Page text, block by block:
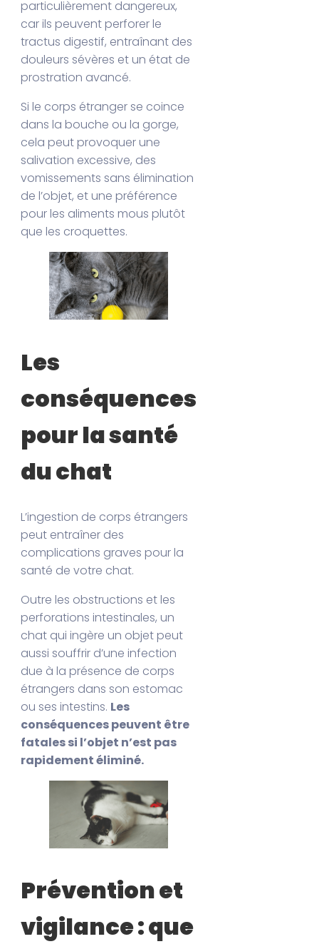
particulièrement dangereux,
car ils peuvent perforer le
tractus digestif, entraînant des
douleurs sévères et un état de
prostration avancé.
Si le corps étranger se coince
dans la bouche ou la gorge,
cela peut provoquer une
salivation excessive, des
vomissements sans élimination
de l’objet, et une préférence
pour les aliments mous plutôt
que les croquettes.
Les
conséquences
pour la santé
du chat
L’ingestion de corps étrangers
peut entraîner des
complications graves pour la
santé de votre chat.
Outre les obstructions et les
perforations intestinales, un
chat qui ingère un objet peut
aussi souffrir d’une infection
due à la présence de corps
étrangers dans son estomac
ou ses intestins. Les
conséquences peuvent être
fatales si l’objet n’est pas
rapidement éliminé.
Prévention et
vigilance : que